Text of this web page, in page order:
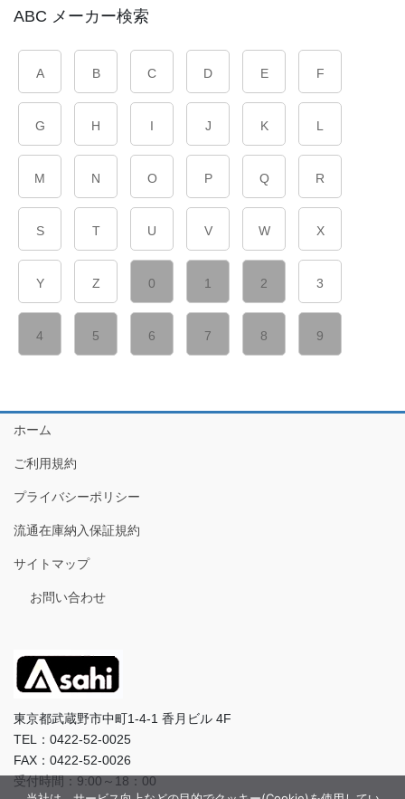
ABC メーカー検索
A B C D E F
G H I J K L
M N O P Q R
S T U V W X
Y Z 0 1 2 3
4 5 6 7 8 9
ホーム
ご利用規約
プライバシーポリシー
流通在庫納入保証規約
サイトマップ
お問い合わせ
東京都武蔵野市中町1-4-1 香月ビル 4F
TEL：0422-52-0025
FAX：0422-52-0026
受付時間：9:00～18：00